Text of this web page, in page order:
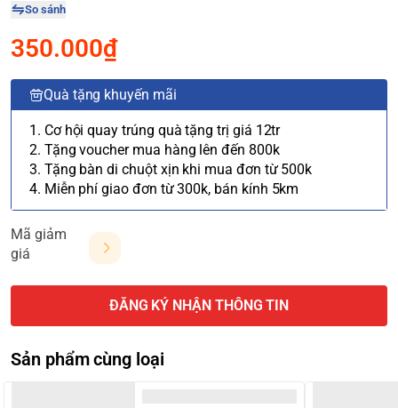
So sánh
350.000₫
Quà tặng khuyến mãi
1. Cơ hội quay trúng quà tặng trị giá 12tr
2. Tặng voucher mua hàng lên đến 800k
3. Tặng bàn di chuột xịn khi mua đơn từ 500k
4. Miễn phí giao đơn từ 300k, bán kính 5km
Mã giảm
giá
ĐĂNG KÝ NHẬN THÔNG TIN
Sản phẩm cùng loại